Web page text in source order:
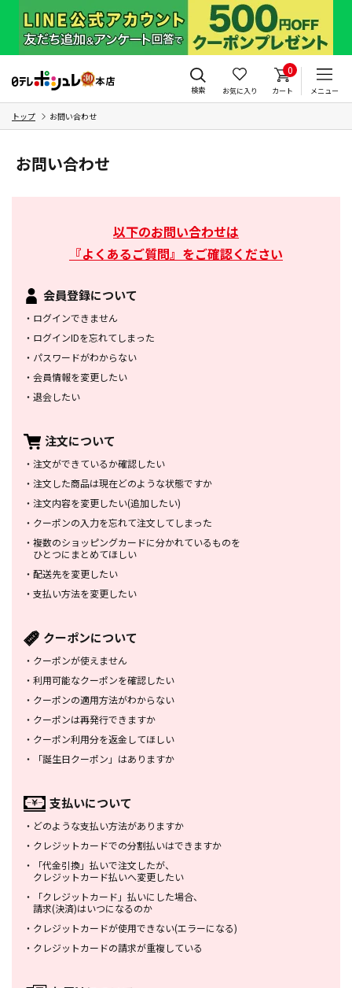
検索 お気に入り
0
カート メニュー
トップ お問い合わせ
お問い合わせ
以下のお問い合わせは
『よくあるご質問』をご確認ください
会員登録について
・ ログインできません
・ ログインIDを忘れてしまった
・ パスワードがわからない
・ 会員情報を変更したい
・ 退会したい
注文について
・ 注文ができているか確認したい
・ 注文した商品は現在どのような状態ですか
・ 注文内容を変更したい(追加したい)
・ クーポンの入力を忘れて注文してしまった
・ 複数のショッピングカードに分かれているものを
ひとつにまとめてほしい
・ 配送先を変更したい
・ 支払い方法を変更したい
クーポンについて
・ クーポンが使えません
・ 利用可能なクーポンを確認したい
・ クーポンの適用方法がわからない
・ クーポンは再発行できますか
・ クーポン利用分を返金してほしい
・
「誕生日クーポン」はありますか
支払いについて
・ どのような支払い方法がありますか
・ クレジットカードでの分割払いはできますか
・
「代金引換」払いで注文したが、
クレジットカード払いへ変更したい
・
「クレジットカード」払いにした場合、
請求(決済)はいつになるのか
・ クレジットカードが使用できない(エラーになる)
・ クレジットカードの請求が重複している